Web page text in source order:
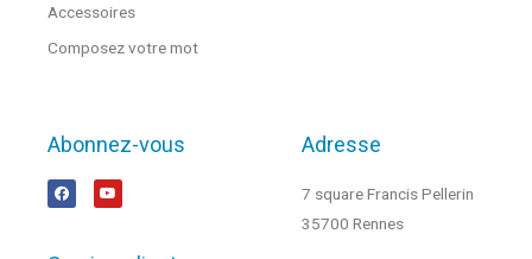
Accessoires
Composez votre mot
Abonnez-vous Adresse
7 square Francis Pellerin
35700 Rennes